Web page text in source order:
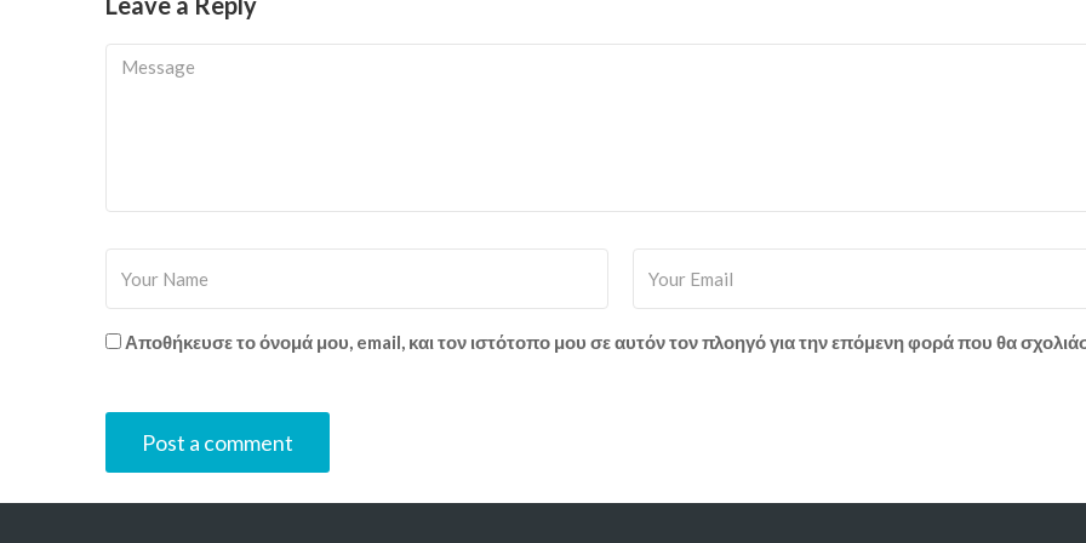
Αποθήκευσε το όνομά μου, email, και τον ιστότοπο μου σε αυτόν τον πλοηγό για την επόμενη φορά που θα